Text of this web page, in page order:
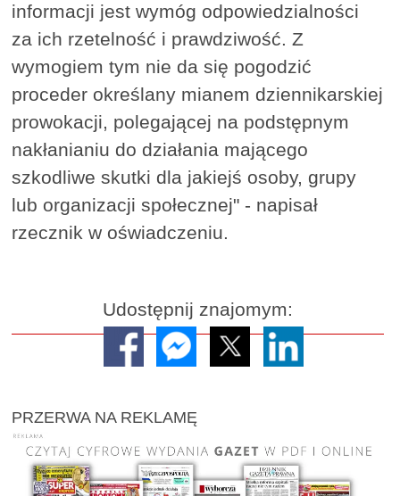
informacji jest wymóg odpowiedzialności
za ich rzetelność i prawdziwość. Z
wymogiem tym nie da się pogodzić
proceder określany mianem dziennikarskiej
prowokacji, polegającej na podstępnym
nakłanianiu do działania mającego
szkodliwe skutki dla jakiejś osoby, grupy
lub organizacji społecznej" - napisał
rzecznik w oświadczeniu.
Udostępnij znajomym:
PRZERWA NA REKLAMĘ